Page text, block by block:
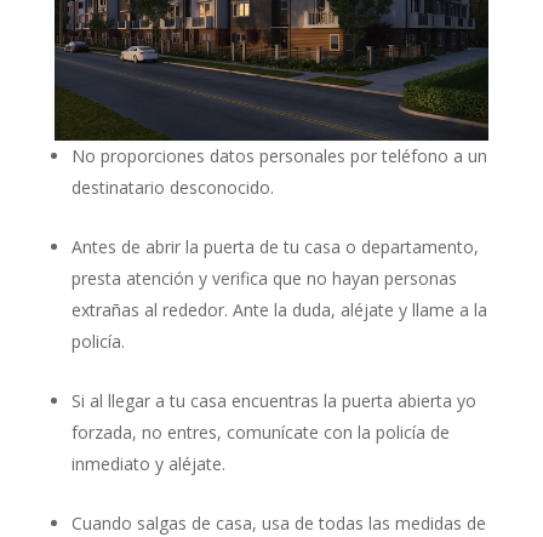
No proporciones datos personales por teléfono a un
destinatario desconocido.
Antes de abrir la puerta de tu casa o departamento,
presta atención y verifica que no hayan personas
extrañas al rededor. Ante la duda, aléjate y llame a la
policía.
Si al llegar a tu casa encuentras la puerta abierta yo
forzada, no entres, comunícate con la policía de
inmediato y aléjate.
Cuando salgas de casa, usa de todas las medidas de